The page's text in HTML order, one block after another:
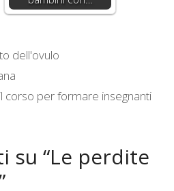
dell'ovulo
corso per formare insegnanti
su “Le perdite